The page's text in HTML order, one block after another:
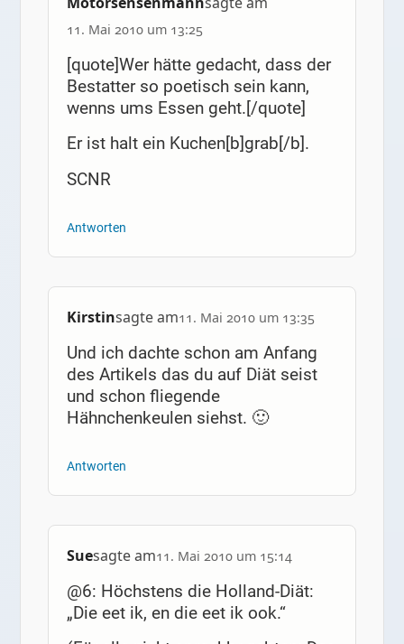
11. Mai 2010 um 13:25
[quote]Wer hätte gedacht, dass der
Bestatter so poetisch sein kann,
wenns ums Essen geht.[/quote]
Er ist halt ein Kuchen[b]grab[/b].
SCNR
Antworten
Kirstinsagte am11. Mai 2010 um 13:35
Und ich dachte schon am Anfang
des Artikels das du auf Diät seist
und schon fliegende
Hähnchenkeulen siehst. 🙂
Antworten
Suesagte am11. Mai 2010 um 15:14
@6: Höchstens die Holland-Diät:
„Die eet ik, en die eet ik ook.“